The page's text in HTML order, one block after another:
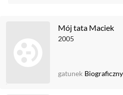
Mój tata Maciek
2005
gatunek Biograficzny